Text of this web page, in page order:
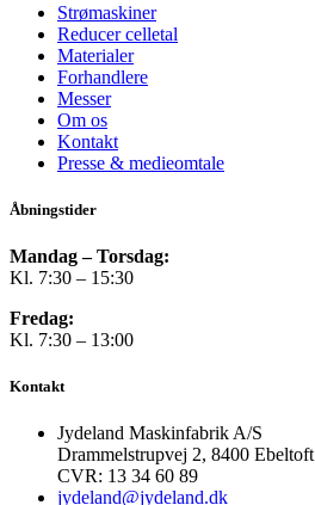
Strømaskiner
Reducer celletal
Materialer
Forhandlere
Messer
Om os
Kontakt
Presse & medieomtale
Åbningstider
Mandag – Torsdag:
Kl. 7:30 – 15:30
Fredag:
Kl. 7:30 – 13:00
Kontakt
Jydeland Maskinfabrik A/S
Drammelstrupvej 2, 8400 Ebeltoft
CVR: 13 34 60 89
jydeland@jydeland.dk